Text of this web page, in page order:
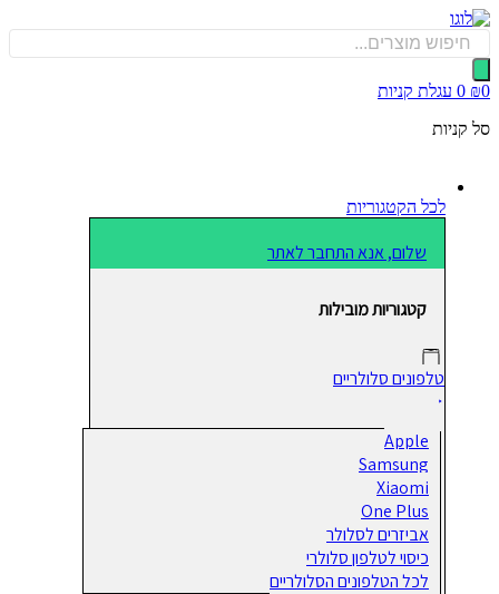
0 עגלת קניות
לכל הקטגוריות
שלום, אנא התחבר לאתר
קטגוריות מובילות
טלפונים סלולריים
Apple
Samsung
Xiaomi
One Plus
אביזרים לסלולר
כיסוי לטלפון סלולרי
לכל הטלפונים הסלולריים